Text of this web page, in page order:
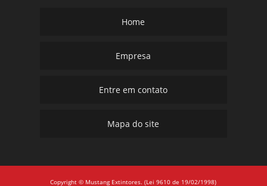
Home
Empresa
Entre em contato
Mapa do site
Copyright © Mustang Extintores. (Lei 9610 de 19/02/1998)